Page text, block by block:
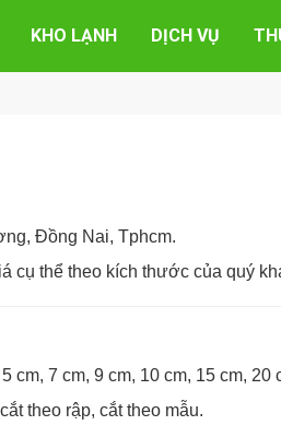
KHO LẠNH DỊCH VỤ
Đồng Nai, Tphcm.
cụ thể theo kích thước của quý
cm, 7 cm, 9 cm, 10 cm, 15 cm, 20
theo rập, cắt theo mẫu.